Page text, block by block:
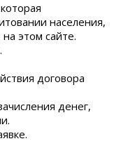
населения,
этом сайте.
договора
денег,